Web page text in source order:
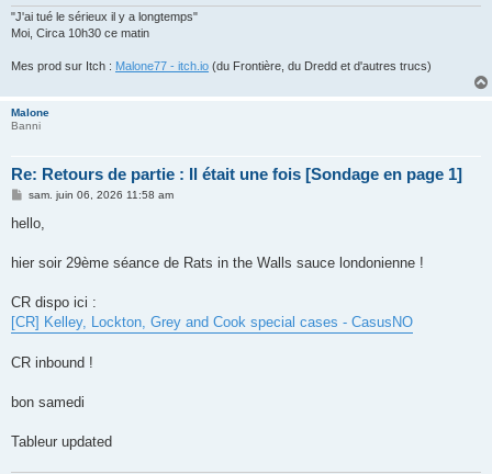
"J'ai tué le sérieux il y a longtemps"
Moi, Circa 10h30 ce matin
Mes prod sur Itch : Malone77 - itch.io (du Frontière, du Dredd et d'autres trucs)
Malone
Banni
Re: Retours de partie : Il était une fois [Sondage en page 1]
M
s
g
sam. juin 06, 2026 11:58 am
hello,
hier soir 29ème séance de Rats in the Walls sauce londonienne !
CR dispo ici :
[CR] Kelley, Lockton, Grey and Cook special cases - CasusNO
CR inbound !
bon samedi
Tableur updated